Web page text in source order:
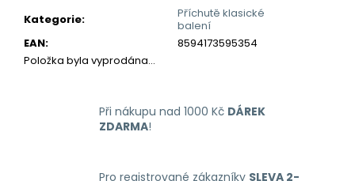
Kategorie:
Příchutě klasické
balení
EAN:
8594173595354
Položka byla vyprodána…
Při nákupu nad 1000 Kč DÁREK
ZDARMA!
Pro registrované zákazníky SLEVA 2-
LIQUID
ARAMAX